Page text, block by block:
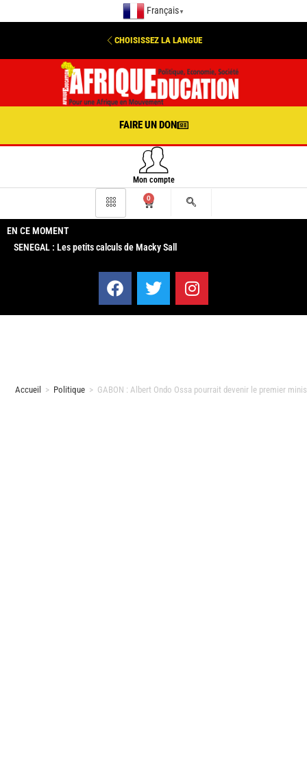
Français ▼
CHOISISSEZ LA LANGUE
FAIRE UN DON
Mon compte
0
EN CE MOMENT
SENEGAL : Les petits calculs de Macky Sall
Accueil > Politique > GABON : Albert Ondo Ossa pourrait devenir le premier